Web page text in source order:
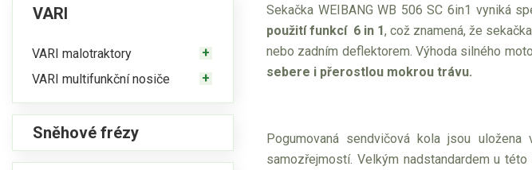
VARI
VARI malotraktory
VARI multifunkční nosiče
Sněhové frézy
Sekačka WEIBANG WB 506 SC 6in1 vyniká
použití funkcí 6 in 1, což znamená, že
nebo zadním deflektorem. Výhoda silného
sebere i přerostlou mokrou trávu.
Pogumovaná sendvičová kola jsou
samozřejmostí. Velkým nadstandardem u